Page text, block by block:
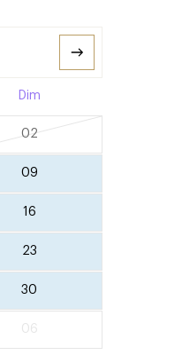
Dim
02
09
16
23
30
06